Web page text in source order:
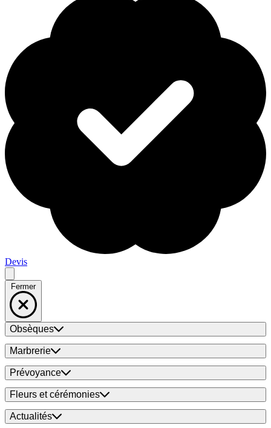
Devis
Fermer
Obsèques
Marbrerie
Prévoyance
Fleurs et cérémonies
Actualités